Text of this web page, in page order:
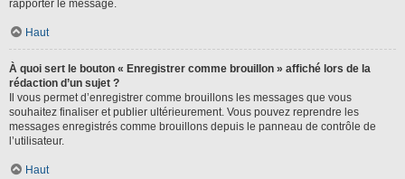
rapporter le message.
Haut
À quoi sert le bouton « Enregistrer comme brouillon » affiché lors de la
rédaction d’un sujet ?
Il vous permet d’enregistrer comme brouillons les messages que vous
souhaitez finaliser et publier ultérieurement. Vous pouvez reprendre les
messages enregistrés comme brouillons depuis le panneau de contrôle de
l’utilisateur.
Haut